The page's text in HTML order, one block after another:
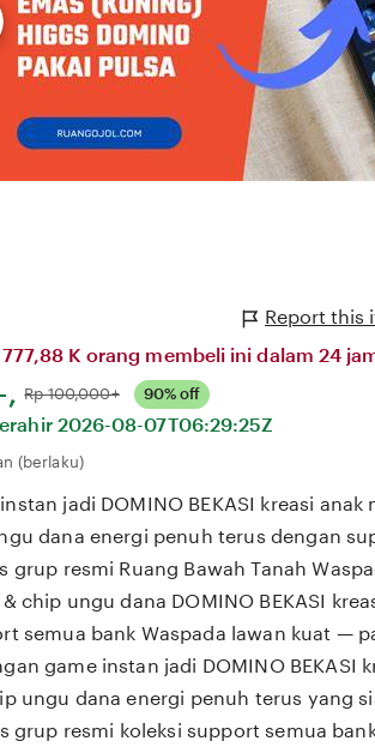
Report this
K orang membeli ini dalam 24
, Normal:
Rp 100,000+ 90% off
2026-08-07T06:29:25Z
(berlaku)
jadi DOMINO BEKASI kreasi
dana energi penuh terus dengan
grup resmi Ruang Bawah Tanah
chip ungu dana DOMINO BEKASI
semua bank Waspada lawan kuat —
game instan jadi DOMINO BEKASI
ungu dana energi penuh terus yang
grup resmi koleksi support semua